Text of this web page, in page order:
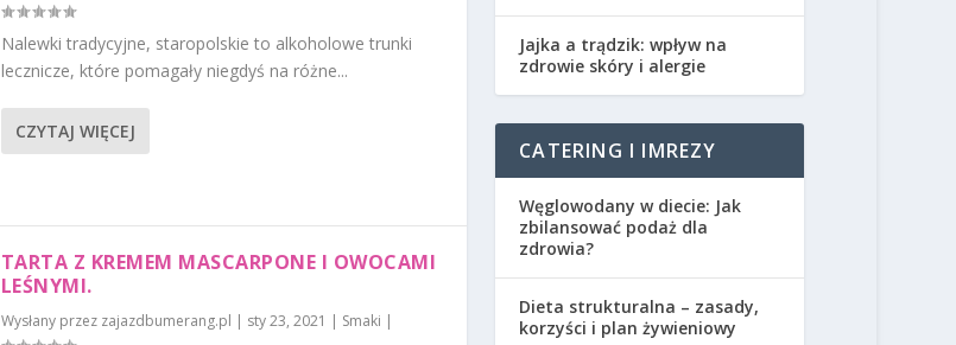
Nalewki tradycyjne, staropolskie to alkoholowe trunki
lecznicze, które pomagały niegdyś na różne...
CZYTAJ WIĘCEJ
TARTA Z KREMEM MASCARPONE I OWOCAMI
LEŚNYMI.
Wysłany przez zajazdbumerang.pl | sty 23, 2021 | Smaki |
Jajka a trądzik: wpływ na
zdrowie skóry i alergie
CATERING I IMREZY
Węglowodany w diecie: Jak
zbilansować podaż dla
zdrowia?
Dieta strukturalna – zasady,
korzyści i plan żywieniowy